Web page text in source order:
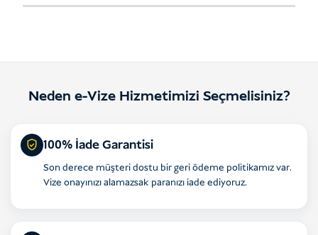
Neden e-Vize Hizmetimizi Seçmelisiniz?
100% İade Garantisi
Son derece müşteri dostu bir geri ödeme politikamız var.
Vize onayınızı alamazsak paranızı iade ediyoruz.